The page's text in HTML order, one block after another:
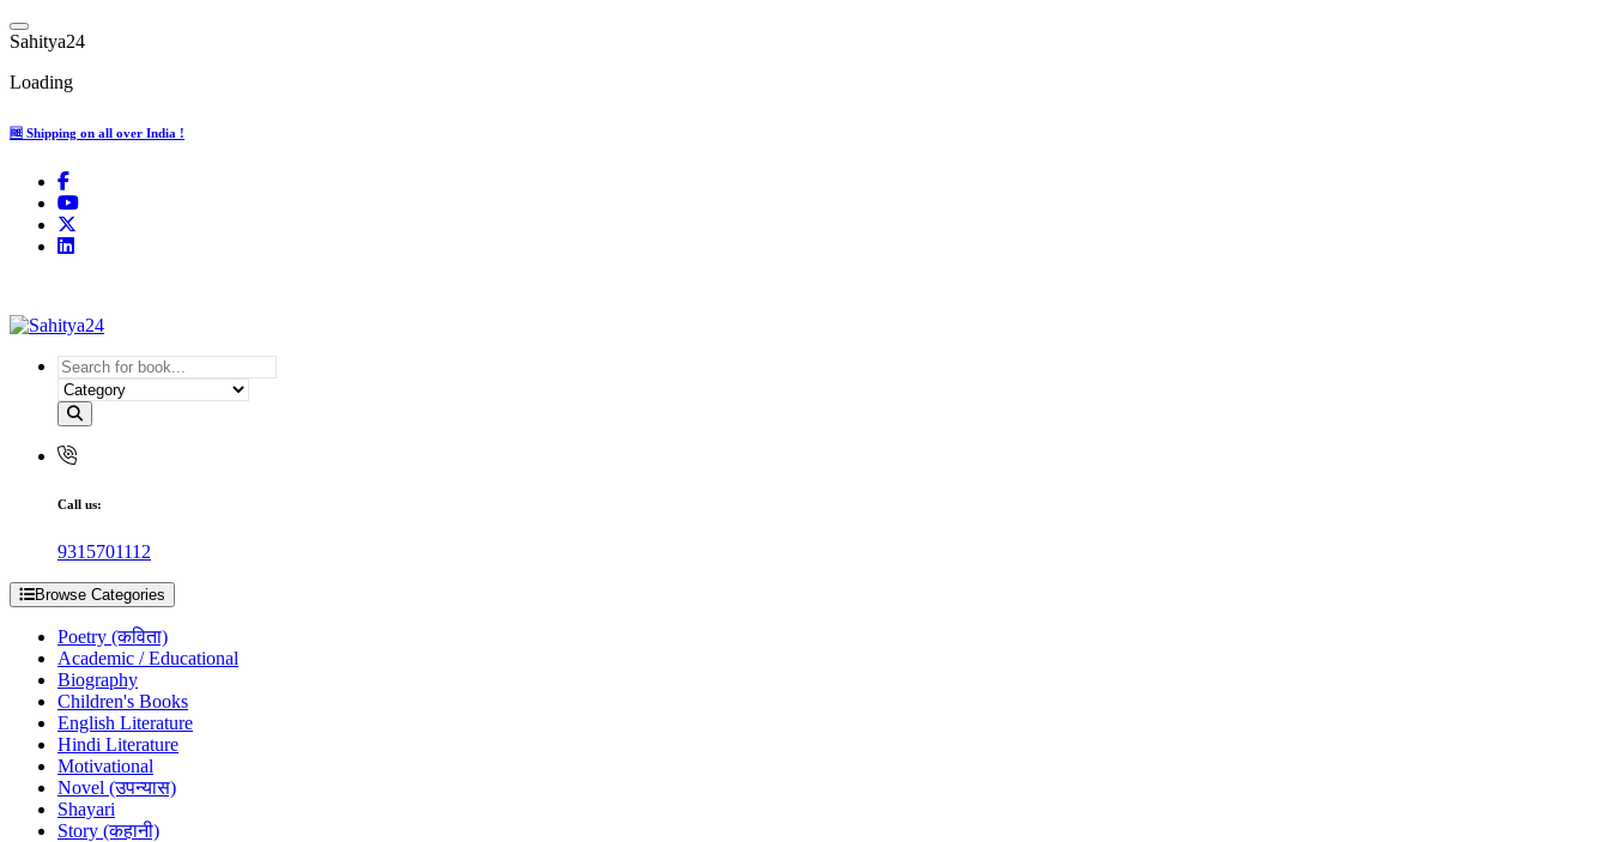
Skip
to
Sahitya24
Loading
🆓 Shipping on all over India !
Where Every Writer Finds a Voice
Call us:
9315701112
Browse Categories
Poetry (कविता)
Academic / Educational
Biography
Children's Books
English Literature
Hindi Literature
Motivational
Novel (उपन्यास)
Shayari
Story (कहानी)